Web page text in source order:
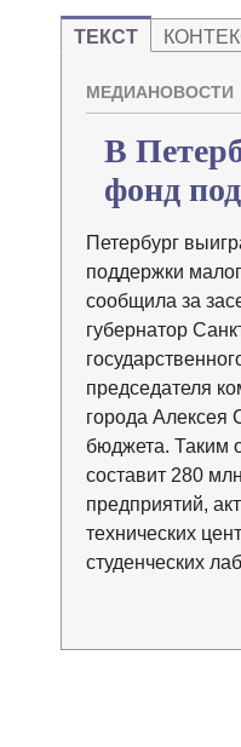
ТЕКСТ
МЕДИАНОВОСТИ
В
фонд
Петербург
поддержки
сообщила за
губернатор
председателя
города Алексея
бюджета. Таким
составит 280
предприятий,
технических
студенческих